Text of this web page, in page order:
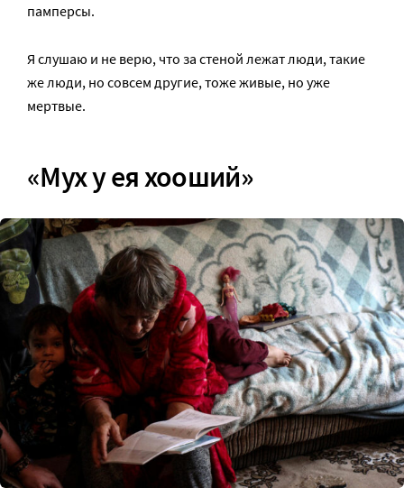
памперсы.
Я слушаю и не верю, что за стеной лежат люди, такие
же люди, но совсем другие, тоже живые, но уже
мертвые.
«Мух у ея хооший»